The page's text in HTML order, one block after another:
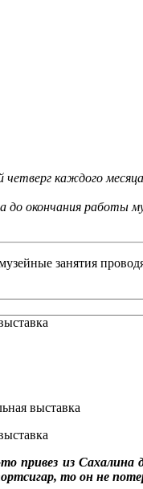
четверг каждого месяца
до окончания работы
занятия
выставка
привез из Сахалина
то он не